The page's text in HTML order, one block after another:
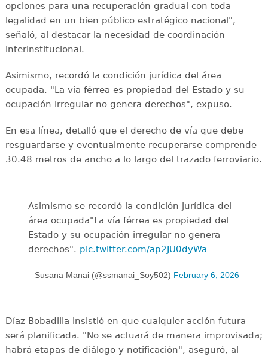
opciones para una recuperación gradual con toda
legalidad en un bien público estratégico nacional",
señaló, al destacar la necesidad de coordinación
interinstitucional.
Asimismo, recordó la condición jurídica del área
ocupada. "La vía férrea es propiedad del Estado y su
ocupación irregular no genera derechos", expuso.
En esa línea, detalló que el derecho de vía que debe
resguardarse y eventualmente recuperarse comprende
30.48 metros de ancho a lo largo del trazado ferroviario.
Asimismo se recordó la condición jurídica del
área ocupada"La vía férrea es propiedad del
Estado y su ocupación irregular no genera
derechos". pic.twitter.com/ap2JU0dyWa
— Susana Manai (@ssmanai_Soy502) February 6, 2026
Díaz Bobadilla insistió en que cualquier acción futura
será planificada. "No se actuará de manera improvisada;
habrá etapas de diálogo y notificación", aseguró, al